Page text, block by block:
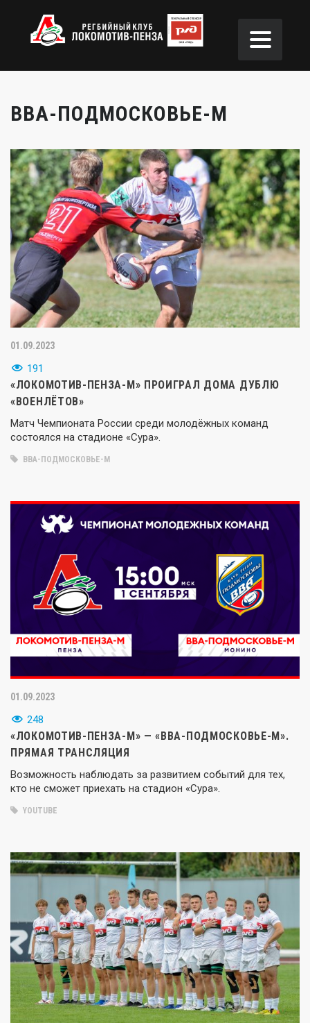
ВВА-ПОДМОСКОВЬЕ-М
01.09.2023
191
«ЛОКОМОТИВ-ПЕНЗА-М» ПРОИГРАЛ ДОМА ДУБЛЮ
«ВОЕНЛЁТОВ»
Матч Чемпионата России среди молодёжных команд
состоялся на стадионе «Сура».
ВВА-ПОДМОСКОВЬЕ-М
01.09.2023
248
«ЛОКОМОТИВ-ПЕНЗА-М» — «ВВА-ПОДМОСКОВЬЕ-М».
ПРЯМАЯ ТРАНСЛЯЦИЯ
Возможность наблюдать за развитием событий для тех,
кто не сможет приехать на стадион «Сура».
YOUTUBE